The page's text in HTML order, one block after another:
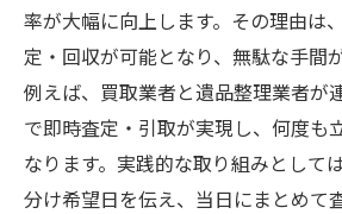
率が大幅に向上します。その理由は
定・回収が可能となり、無駄な手間
例えば、買取業者と遺品整理業者が
で即時査定・引取が実現し、何度も
なります。実践的な取り組みとして
分け希望日を伝え、当日にまとめて